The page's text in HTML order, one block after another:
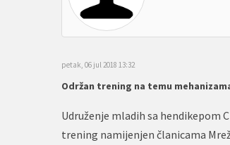
petak, 06 jul 2018 13:32
Održan trening na temu
Udruženje mladih sa hendikepom
trening namijenjen članicama